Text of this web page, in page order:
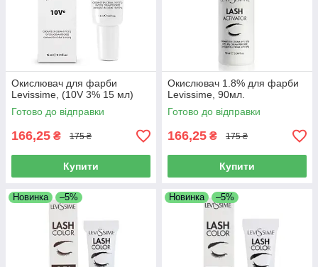
Окислювач для фарби
Levissime, (10V 3% 15 мл)
Готово до відправки
166,25 ₴ 175 ₴
Купити
Окислювач 1.8% для фарби
Levissime, 90мл.
Готово до відправки
166,25 ₴ 175 ₴
Купити
Новинка –5% Новинка –5%